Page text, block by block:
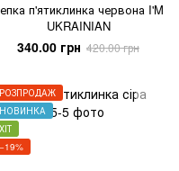
п'ятиклинка червона I'M
UKRAINIAN
340.00 грн 420.00 грн
РОЗПРОДАЖ
НОВИНКА
ХІТ
−19%